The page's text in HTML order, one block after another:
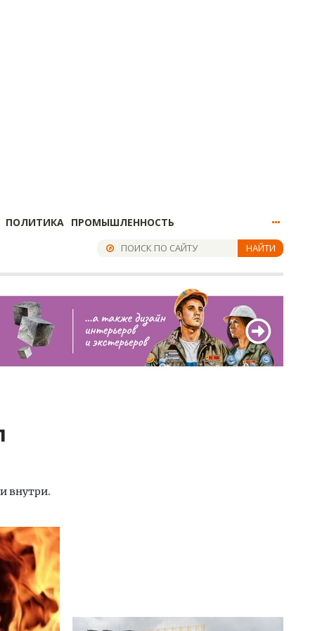
ПОЛИТИКА ПРОМЫШЛЕННОСТЬ
НАЙТИ
внутри.